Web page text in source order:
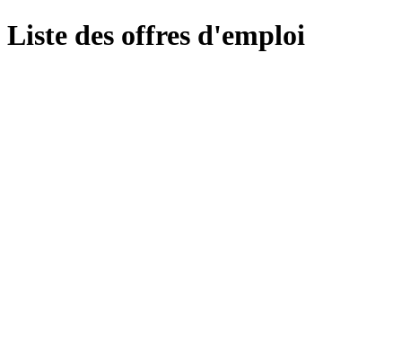
Liste des offres d'emploi